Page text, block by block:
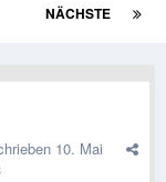
NÄCHSTE
10. Mai